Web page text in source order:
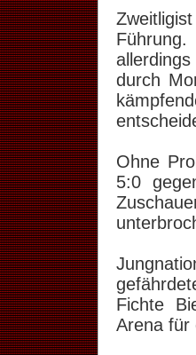
durch
Ohne
5:0
Fichte
Arena für